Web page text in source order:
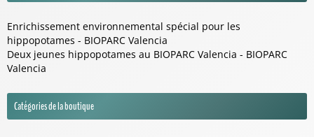
Enrichissement environnemental spécial pour les
hippopotames - BIOPARC Valencia
Deux jeunes hippopotames au BIOPARC Valencia - BIOPARC
Valencia
Catégories de la boutique